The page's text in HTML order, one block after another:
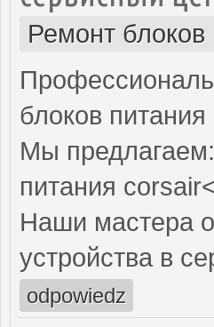
Ремонт
блоков
Мы
питания
Наши мастера
устройства в
odpowiedz